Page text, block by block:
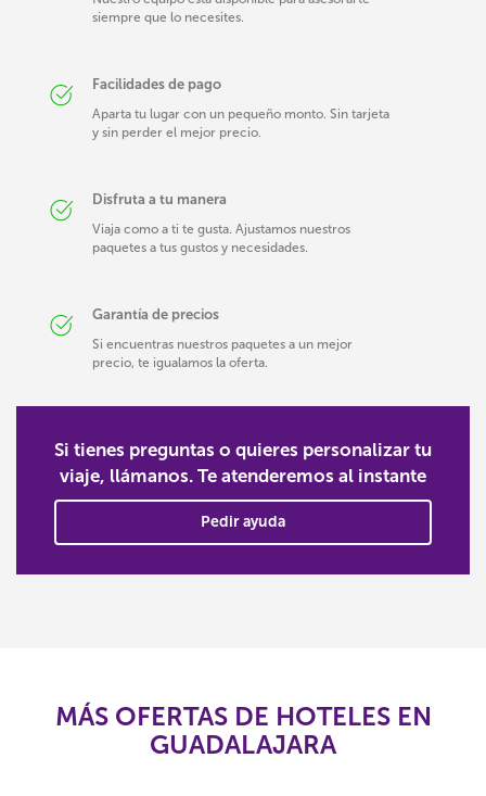
siempre que lo necesites.
Facilidades de pago
Aparta tu lugar con un pequeño monto. Sin tarjeta
y sin perder el mejor precio.
Disfruta a tu manera
Viaja como a ti te gusta. Ajustamos nuestros
paquetes a tus gustos y necesidades.
Garantía de precios
Si encuentras nuestros paquetes a un mejor
precio, te igualamos la oferta.
Si tienes preguntas o quieres personalizar tu
viaje, llámanos. Te atenderemos al instante
Pedir ayuda
MÁS OFERTAS DE HOTELES EN
GUADALAJARA